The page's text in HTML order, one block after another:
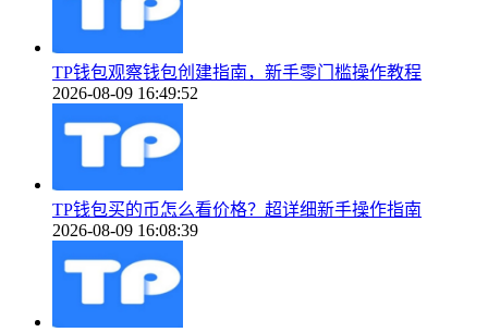
TP钱包观察钱包创建指南，新手零门槛操作教程
2026-08-09 16:49:52
TP钱包买的币怎么看价格？超详细新手操作指南
2026-08-09 16:08:39